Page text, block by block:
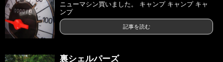
ニューマシン買いました。 キャンプ キャンプ キャ
ンプ
記事を読む
裏シェルパーズ